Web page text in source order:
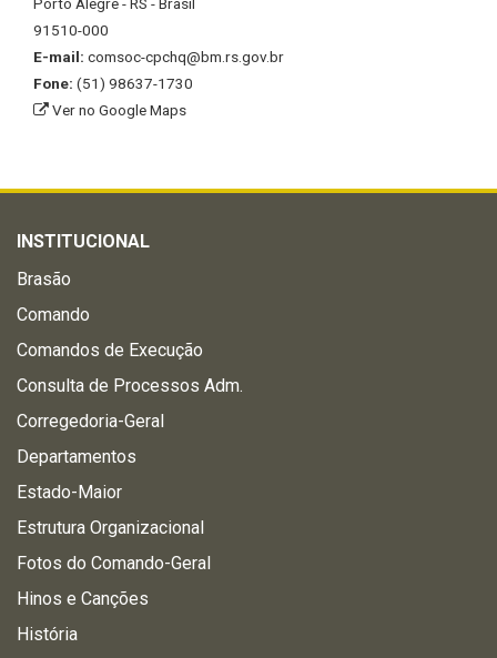
91510-000
E-mail: comsoc-cpchq@bm.rs.gov.br
Fone: (51) 98637-1730
Ver no Google Maps
INSTITUCIONAL
Brasão
Comando
Comandos de Execução
Consulta de Processos Adm.
Corregedoria-Geral
Departamentos
Estado-Maior
Estrutura Organizacional
Fotos do Comando-Geral
Hinos e Canções
História